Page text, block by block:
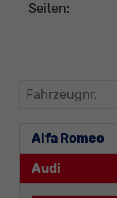
Seiten:
Fahrzeugnr.
Alfa Romeo
Audi